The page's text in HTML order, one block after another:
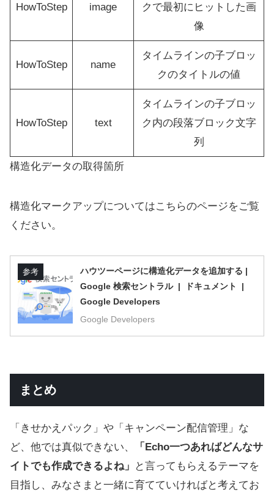
HowToStep image
クで最初にヒットした画
像
HowToStep name
タイムラインの子ブロッ
クのタイトルの値
HowToStep text
タイムラインの子ブロッ
ク内の段落ブロック文字
列
構造化データの取得箇所
構造化マークアップについてはこちらのページをご覧
ください。
参考
ハウツーページに構造化データを追加する |
Google 検索セントラル | ドキュメント |
Google Developers
Google Developers
まとめ
「きせかえパック」や「キャンペーン配信管理」な
ど、他では真似できない、
「Echo一つあればどんなサ
イトでも作成できるよね」
と言ってもらえるテーマを
目指し、みなさまと一緒に育てていければと考えてお